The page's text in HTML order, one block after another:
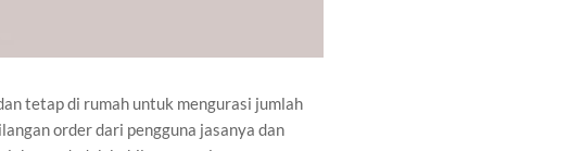
tetap di rumah untuk mengurasi jumlah
order dari pengguna jasanya dan